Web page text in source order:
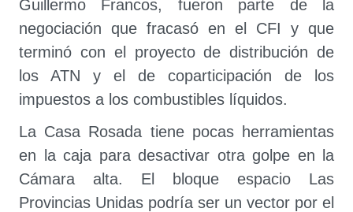
Guillermo Francos, fueron parte de la
negociación que fracasó en el CFI y que
terminó con el proyecto de distribución de
los ATN y el de coparticipación de los
impuestos a los combustibles líquidos.
La Casa Rosada tiene pocas herramientas
en la caja para desactivar otra golpe en la
Cámara alta. El bloque espacio Las
Provincias Unidas podría ser un vector por el